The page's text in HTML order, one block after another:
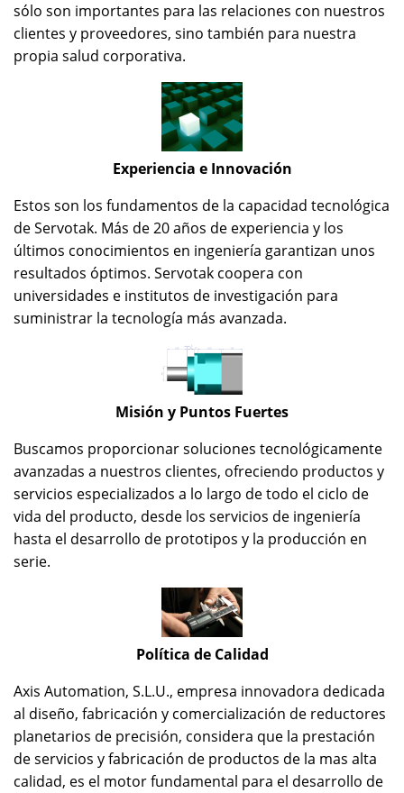
sólo son importantes para las relaciones con nuestros
clientes y proveedores, sino también para nuestra
propia salud corporativa.
Experiencia e Innovación
Estos son los fundamentos de la capacidad tecnológica
de Servotak. Más de 20 años de experiencia y los
últimos conocimientos en ingeniería garantizan unos
resultados óptimos. Servotak coopera con
universidades e institutos de investigación para
suministrar la tecnología más avanzada.
Misión y Puntos Fuertes
Buscamos proporcionar soluciones tecnológicamente
avanzadas a nuestros clientes, ofreciendo productos y
servicios especializados a lo largo de todo el ciclo de
vida del producto, desde los servicios de ingeniería
hasta el desarrollo de prototipos y la producción en
serie.
Política de Calidad
Axis Automation, S.L.U., empresa innovadora dedicada
al diseño, fabricación y comercialización de reductores
planetarios de precisión, considera que la prestación
de servicios y fabricación de productos de la mas alta
calidad, es el motor fundamental para el desarrollo de